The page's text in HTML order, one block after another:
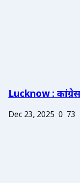
Lucknow :
Dec 23, 2025 0 73